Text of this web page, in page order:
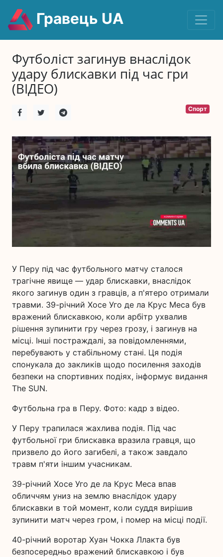
Гравець UA
Футболіст загинув внаслідок
удару блискавки під час гри
(ВІДЕО)
Спорт
У Перу під час футбольного матчу сталося
трагічне явище — удар блискавки, внаслідок
якого загинув один з гравців, а п'ятеро отримали
травми. 39-річний Хосе Уго де ла Крус Меса був
вражений блискавкою, коли арбітр ухвалив
рішення зупинити гру через грозу, і загинув на
місці. Інші постраждалі, за повідомленнями,
перебувають у стабільному стані. Ця подія
спонукала до закликів щодо посилення заходів
безпеки на спортивних подіях, інформує видання
The SUN.
Футбольна гра в Перу. Фото: кадр з відео.
У Перу трапилася жахлива подія. Під час
футбольної гри блискавка вразила гравця, що
призвело до його загибелі, а також завдало
травм п'яти іншим учасникам.
39-річний Хосе Уго де ла Крус Меса впав
обличчям униз на землю внаслідок удару
блискавки в той момент, коли суддя вирішив
зупинити матч через гром, і помер на місці події.
40-річний воротар Хуан Чокка Ллакта був
безпосередньо вражений блискавкою і був